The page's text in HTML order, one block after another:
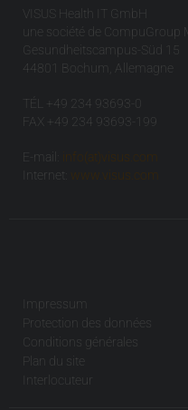
VISUS Health IT GmbH
une société de CompuGroup
Gesundheitscampus-Süd 15
44801 Bochum, Allemagne
TÉL +49 234 93693-0
FAX +49 234 93693-199
E-mail:
info(at)visus.com
Internet:
www.visus.com
Impressum
Protection des données
Conditions générales
Plan du site
Interlocuteur